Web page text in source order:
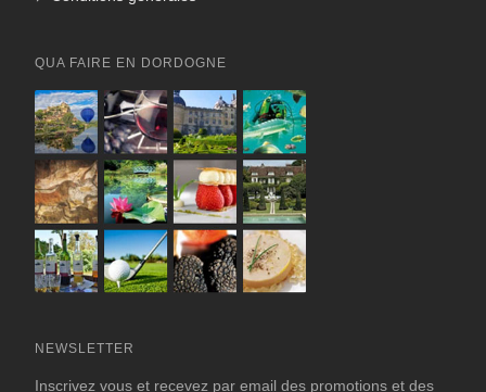
QUA FAIRE EN DORDOGNE
NEWSLETTER
Inscrivez vous et recevez par email des promotions et des